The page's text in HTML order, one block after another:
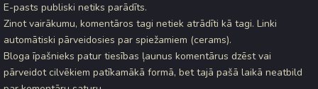
E-pasts publiski netiks parādīts.
Zinot vairākumu, komentāros tagi netiek atrādīti kā tagi. Linki
automātiski pārveidosies par spiežamiem (cerams).
Bloga īpašnieks patur tiesības ļaunus komentārus dzēst vai
pārveidot cilvēkiem patīkamākā formā, bet tajā pašā laikā neatbild